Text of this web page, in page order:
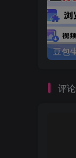
评论